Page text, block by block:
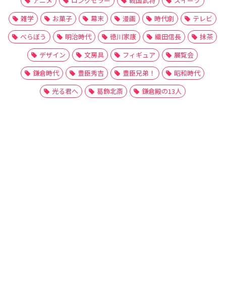
雑学
お菓子 幕末 漫画 時代劇
テレビ
べらぼう
明治時代 徳川家康 織田信長
抹茶
デザイン
文房具 フィギュア
展覧会
鎌倉時代
豊臣秀吉 豊臣兄弟！
昭和時代
光る君へ
葛飾北斎 鎌倉殿の13人